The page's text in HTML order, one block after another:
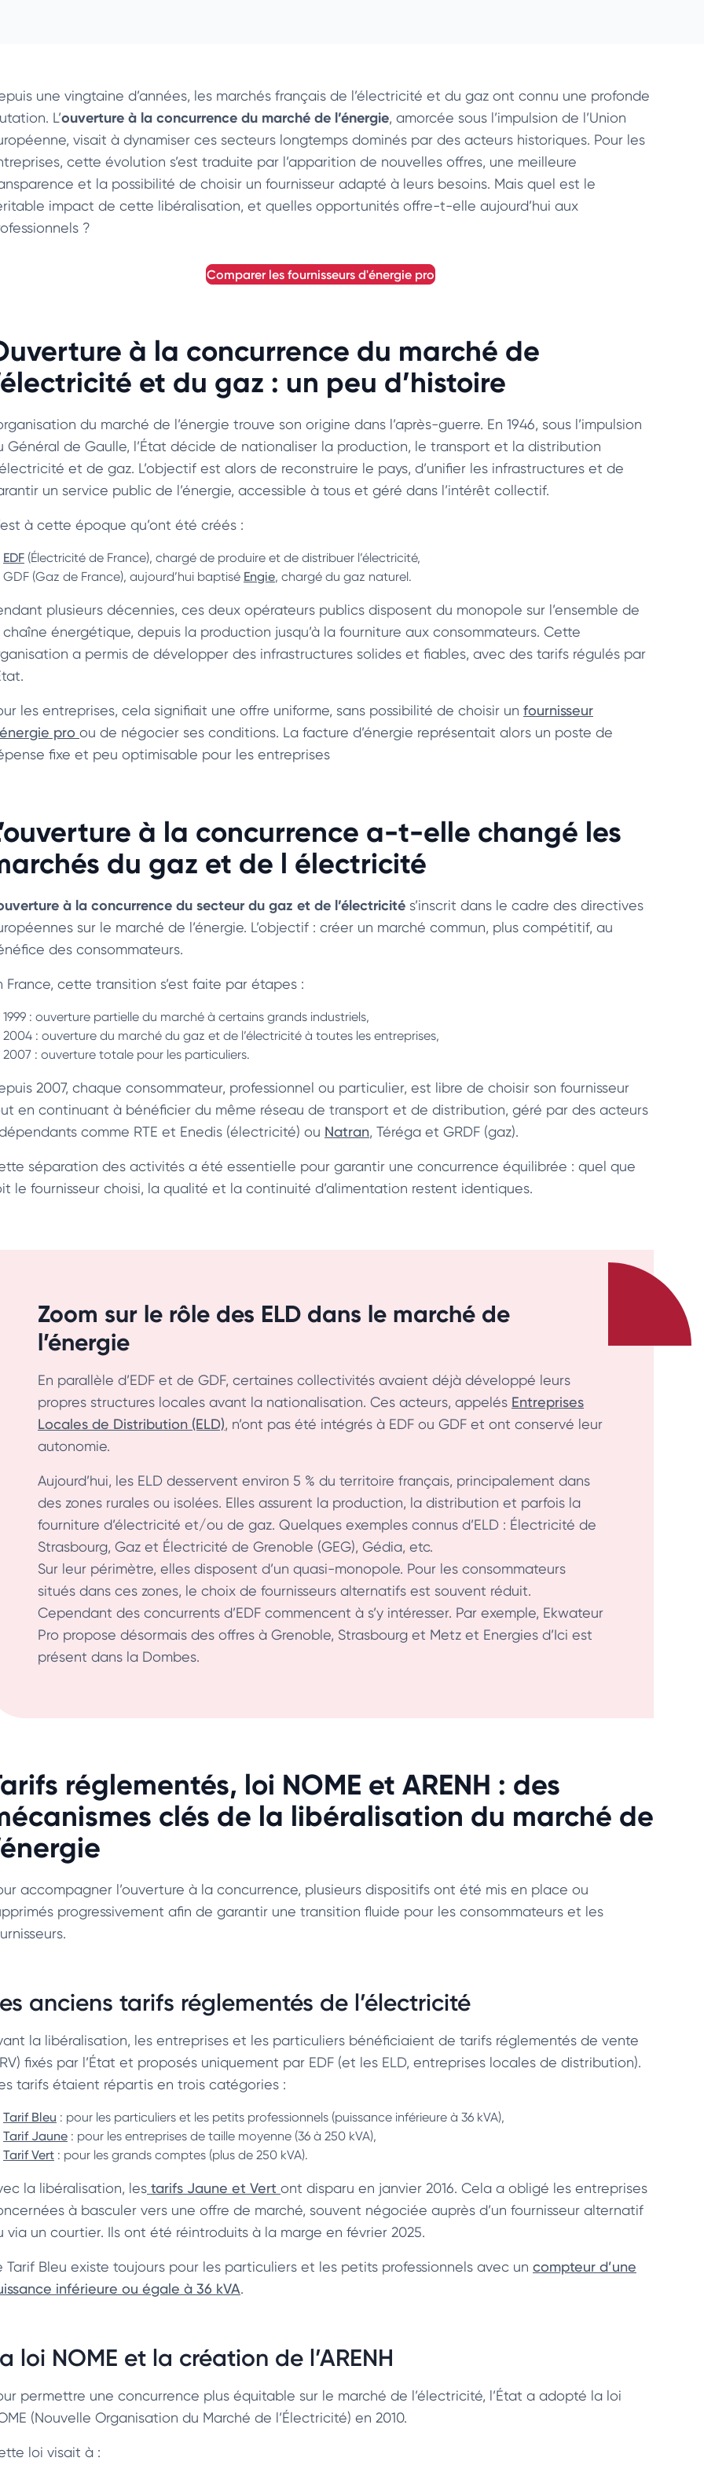
une vingtaine d’années, les marchés français de l’électricité et du gaz ont connu une profonde
L’ouverture à la concurrence du marché de l’énergie, amorcée sous l’impulsion de l’Union
visait à dynamiser ces secteurs longtemps dominés par des acteurs historiques. Pour les
cette évolution s’est traduite par l’apparition de nouvelles offres, une meilleure
et la possibilité de choisir un fournisseur adapté à leurs besoins. Mais quel est le
impact de cette libéralisation, et quelles opportunités offre-t-elle aujourd’hui aux
?
comparer les fournisseurs d'énergie pro
à la concurrence du marché de
et du gaz : un peu d’histoire
du marché de l’énergie trouve son origine dans l’après-guerre. En 1946, sous l’impulsion
Général de Gaulle, l’État décide de nationaliser la production, le transport et la distribution
et de gaz. L’objectif est alors de reconstruire le pays, d’unifier les infrastructures et de
un service public de l’énergie, accessible à tous et géré dans l’intérêt collectif.
à cette époque qu’ont été créés :
EDF (Électricité de France), chargé de produire et de distribuer l’électricité,
GDF (Gaz de France), aujourd’hui baptisé Engie, chargé du gaz naturel.
plusieurs décennies, ces deux opérateurs publics disposent du monopole sur l’ensemble de
chaîne énergétique, depuis la production jusqu’à la fourniture aux consommateurs. Cette
a permis de développer des infrastructures solides et fiables, avec des tarifs régulés par
les entreprises, cela signifiait une offre uniforme, sans possibilité de choisir un fournisseur
pro ou de négocier ses conditions. La facture d’énergie représentait alors un poste de
fixe et peu optimisable pour les entreprises
à la concurrence a-t-elle changé les
du gaz et de l électricité
à la concurrence du secteur du gaz et de l’électricité s’inscrit dans le cadre des directives
sur le marché de l’énergie. L’objectif : créer un marché commun, plus compétitif, au
des consommateurs.
France, cette transition s’est faite par étapes :
1999 : ouverture partielle du marché à certains grands industriels,
2004 : ouverture du marché du gaz et de l’électricité à toutes les entreprises,
2007 : ouverture totale pour les particuliers.
2007, chaque consommateur, professionnel ou particulier, est libre de choisir son fournisseur
en continuant à bénéficier du même réseau de transport et de distribution, géré par des acteurs
comme RTE et Enedis (électricité) ou Natran, Téréga et GRDF (gaz).
séparation des activités a été essentielle pour garantir une concurrence équilibrée : quel que
le fournisseur choisi, la qualité et la continuité d’alimentation restent identiques.
Zoom sur le rôle des ELD dans le marché de
l’énergie
En parallèle d’EDF et de GDF, certaines collectivités avaient déjà développé leurs
propres structures locales avant la nationalisation. Ces acteurs, appelés Entreprises
Locales de Distribution (ELD), n’ont pas été intégrés à EDF ou GDF et ont conservé leur
autonomie.
Aujourd’hui, les ELD desservent environ 5 % du territoire français, principalement dans
des zones rurales ou isolées. Elles assurent la production, la distribution et parfois la
fourniture d’électricité et/ou de gaz. Quelques exemples connus d’ELD : Électricité de
Strasbourg, Gaz et Électricité de Grenoble (GEG), Gédia, etc.
Sur leur périmètre, elles disposent d’un quasi-monopole. Pour les consommateurs
situés dans ces zones, le choix de fournisseurs alternatifs est souvent réduit.
Cependant des concurrents d’EDF commencent à s’y intéresser. Par exemple, Ekwateur
Pro propose désormais des offres à Grenoble, Strasbourg et Metz et Energies d’Ici est
présent dans la Dombes.
réglementés, loi NOME et ARENH : des
clés de la libéralisation du marché de
accompagner l’ouverture à la concurrence, plusieurs dispositifs ont été mis en place ou
progressivement afin de garantir une transition fluide pour les consommateurs et les
anciens tarifs réglementés de l’électricité
la libéralisation, les entreprises et les particuliers bénéficiaient de tarifs réglementés de vente
fixés par l’État et proposés uniquement par EDF (et les ELD, entreprises locales de distribution).
tarifs étaient répartis en trois catégories :
Tarif Bleu : pour les particuliers et les petits professionnels (puissance inférieure à 36 kVA),
Tarif Jaune : pour les entreprises de taille moyenne (36 à 250 kVA),
Tarif Vert : pour les grands comptes (plus de 250 kVA).
la libéralisation, les tarifs Jaune et Vert ont disparu en janvier 2016. Cela a obligé les entreprises
à basculer vers une offre de marché, souvent négociée auprès d’un fournisseur alternatif
via un courtier. Ils ont été réintroduits à la marge en février 2025.
Tarif Bleu existe toujours pour les particuliers et les petits professionnels avec un compteur d’une
inférieure ou égale à 36 kVA.
loi NOME et la création de l’ARENH
permettre une concurrence plus équitable sur le marché de l’électricité, l’État a adopté la loi
(Nouvelle Organisation du Marché de l’Électricité) en 2010.
loi visait à :